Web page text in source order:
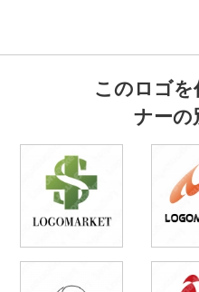
このロゴ
ナーの